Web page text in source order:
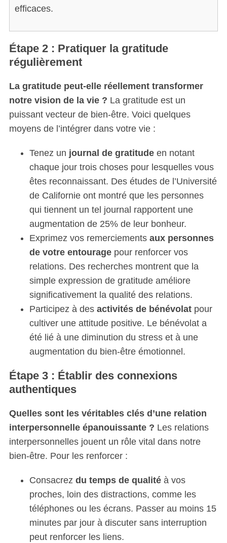
efficaces.
Étape 2 : Pratiquer la gratitude
régulièrement
La gratitude peut-elle réellement transformer
notre vision de la vie ? La gratitude est un
puissant vecteur de bien-être. Voici quelques
moyens de l’intégrer dans votre vie :
Tenez un journal de gratitudeen notant
chaque jour trois choses pour lesquelles vous
êtes reconnaissant. Des études de l’Université
de Californie ont montré que les personnes
qui tiennent un tel journal rapportent une
augmentation de 25% de leur bonheur.
Exprimez vos remerciements aux personnes
de votre entouragepour renforcer vos
relations. Des recherches montrent que la
simple expression de gratitude améliore
significativement la qualité des relations.
Participez à des activités de bénévolatpour
cultiver une attitude positive. Le bénévolat a
été lié à une diminution du stress et à une
augmentation du bien-être émotionnel.
Étape 3 : Établir des connexions
authentiques
Quelles sont les véritables clés d’une relation
interpersonnelle épanouissante ? Les relations
interpersonnelles jouent un rôle vital dans notre
bien-être. Pour les renforcer :
Consacrez du temps de qualitéà vos
proches, loin des distractions, comme les
téléphones ou les écrans. Passer au moins 15
minutes par jour à discuter sans interruption
peut renforcer les liens.
S
e